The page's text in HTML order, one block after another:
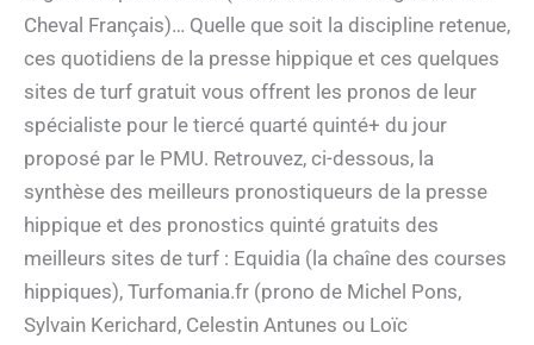
Cheval Français)… Quelle que soit la discipline retenue,
ces quotidiens de la presse hippique et ces quelques
sites de turf gratuit vous offrent les pronos de leur
spécialiste pour le tiercé quarté quinté+ du jour
proposé par le PMU. Retrouvez, ci-dessous, la
synthèse des meilleurs pronostiqueurs de la presse
hippique et des pronostics quinté gratuits des
meilleurs sites de turf : Equidia (la chaîne des courses
hippiques), Turfomania.fr (prono de Michel Pons,
Sylvain Kerichard, Celestin Antunes ou Loïc